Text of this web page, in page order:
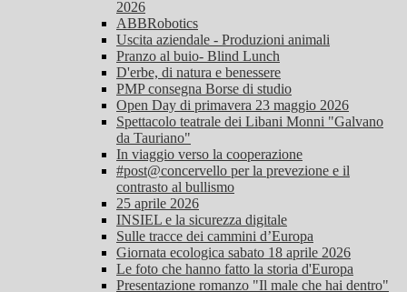
2026
ABBRobotics
Uscita aziendale - Produzioni animali
Pranzo al buio- Blind Lunch
D'erbe, di natura e benessere
PMP consegna Borse di studio
Open Day di primavera 23 maggio 2026
Spettacolo teatrale dei Libani Monni "Galvano
da Tauriano"
In viaggio verso la cooperazione
#post@concervello per la prevezione e il
contrasto al bullismo
25 aprile 2026
INSIEL e la sicurezza digitale
Sulle tracce dei cammini d’Europa
Giornata ecologica sabato 18 aprile 2026
Le foto che hanno fatto la storia d'Europa
Presentazione romanzo "Il male che hai dentro"